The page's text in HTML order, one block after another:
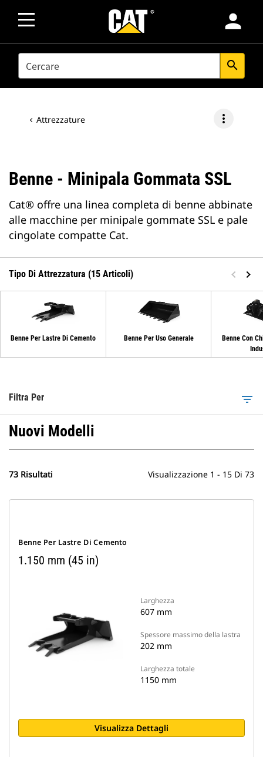
person
SEARCH search
Attrezzature more_vert
Benne - Minipala Gommata SSL
Cat® offre una linea completa di benne abbinate
alle macchine per minipale gommate SSL e pale
cingolate compatte Cat.
Tipo Di Attrezzatura (15 Articoli)
Benne Per Lastre Di Cemento Benne Per Uso Generale
Benne Con
Filtra Per filter_list
Nuovi Modelli
73 Risultati Visualizzazione 1 - 15 Di 73
Benne Per Lastre Di Cemento
1.150 mm (45 in)
Larghezza
607 mm
Spessore massimo della lastra
202 mm
Larghezza totale
1150 mm
Visualizza Dettagli